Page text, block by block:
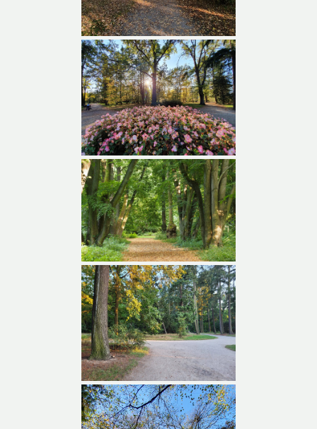
Park Grabiszyński
Park Grabiszyński
Park Grabiszyński